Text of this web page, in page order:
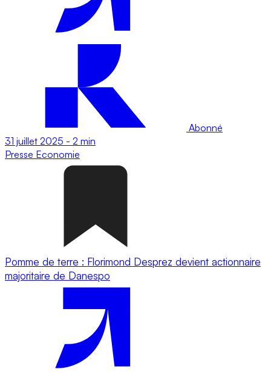
Abonné
31 juillet 2025 - 2 min
Presse Economie
Pomme de terre : Florimond Desprez devient actionnaire
majoritaire de Danespo